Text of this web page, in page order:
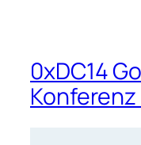
0xDC14
Konferenz